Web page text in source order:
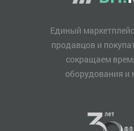
Единый
продавцов и
сокращаем
оборудования и